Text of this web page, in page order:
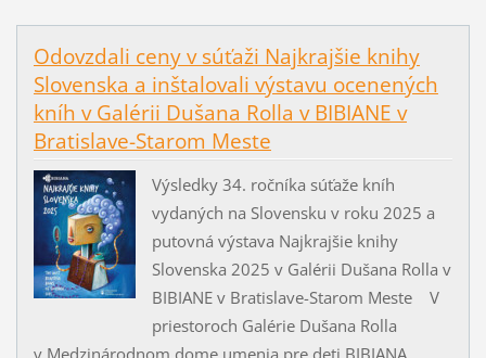
Odovzdali ceny v súťaži Najkrajšie knihy
Slovenska a inštalovali výstavu ocenených
kníh v Galérii Dušana Rolla v BIBIANE v
Bratislave-Starom Meste
Výsledky 34. ročníka súťaže kníh
vydaných na Slovensku v roku 2025 a
putovná výstava Najkrajšie knihy
Slovenska 2025 v Galérii Dušana Rolla v
BIBIANE v Bratislave-Starom Meste V
priestoroch Galérie Dušana Rolla